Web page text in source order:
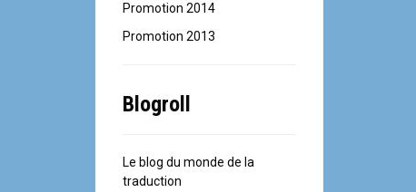
Promotion 2014
Promotion 2013
Blogroll
Le blog du monde de la
traduction